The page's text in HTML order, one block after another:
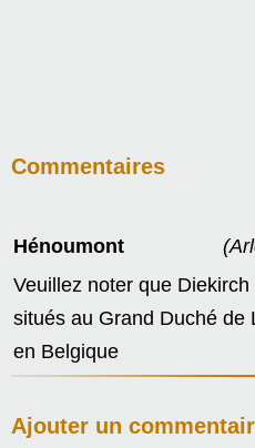
Commentaires
Hénoumont
Veuillez noter que
situés au Grand Duché de
en Belgique
Ajouter un